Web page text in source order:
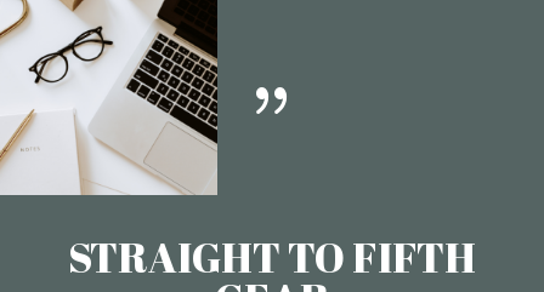
tegenwoordig online plaats, dus ver vóórdat die
potentiële klant contact met jou opneemt?
Als ondernemer in de hospitality sector sta jij voor
een grote uitdaging: zichtbaar zijn waar je
potentiële klanten zoeken en ze aan je weten te
binden. Hotels en evenementenlocaties die
perfecte balans vinden tussen traditionele
verkoopstrategieën én de kracht van online